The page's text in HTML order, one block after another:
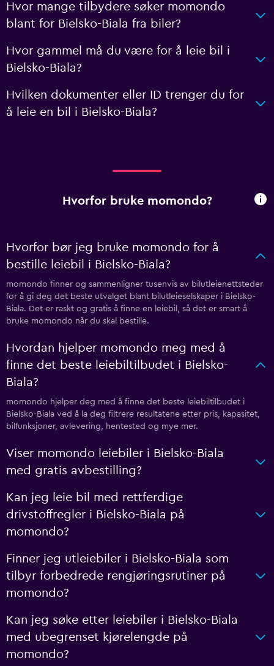
Hvor mange tilbydere søker momondo
blant for Bielsko-Biala fra biler?
Hvor gammel må du være for å leie bil i
Bielsko-Biala?
Hvilken dokumenter eller ID trenger du for
å leie en bil i Bielsko-Biala?
Hvorfor bruke momondo?
Hvorfor bør jeg bruke momondo for å
bestille leiebil i Bielsko-Biala?
momondo finner og sammenligner tusenvis av bilutleienettsteder
for å gi deg det beste utvalget blant bilutleieselskaper i Bielsko-
Biala. Det er raskt og gratis å finne en leiebil, så det er smart å
bruke momondo når du skal bestille.
Hvordan hjelper momondo meg med å
finne det beste leiebiltilbudet i Bielsko-
Biala?
momondo hjelper deg med å finne det beste leiebiltilbudet i
Bielsko-Biala ved å la deg filtrere resultatene etter pris, kapasitet,
bilfunksjoner, avlevering, hentested og mye mer.
Viser momondo leiebiler i Bielsko-Biala
med gratis avbestilling?
Kan jeg leie bil med rettferdige
drivstoffregler i Bielsko-Biala på
momondo?
Finner jeg utleiebiler i Bielsko-Biala som
tilbyr forbedrede rengjøringsrutiner på
momondo?
Kan jeg søke etter leiebiler i Bielsko-Biala
med ubegrenset kjørelengde på
momondo?